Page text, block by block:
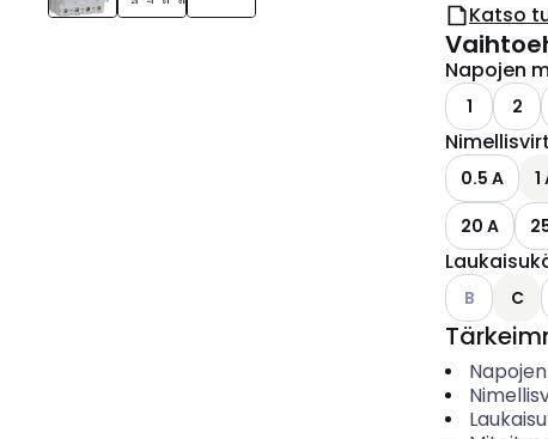
Katso
Napojen
1 2
0.5 A 1
20 A
Katso
B C